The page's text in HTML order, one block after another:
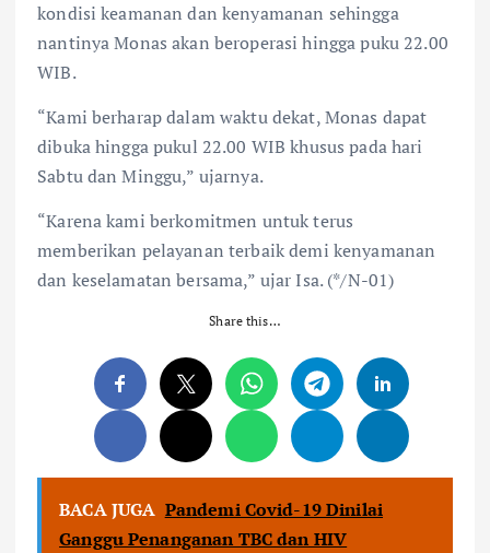
kondisi keamanan dan kenyamanan sehingga
nantinya Monas akan beroperasi hingga puku 22.00
WIB.
“Kami berharap dalam waktu dekat, Monas dapat
dibuka hingga pukul 22.00 WIB khusus pada hari
Sabtu dan Minggu,” ujarnya.
“Karena kami berkomitmen untuk terus
memberikan pelayanan terbaik demi kenyamanan
dan keselamatan bersama,” ujar Isa. (*/N-01)
Share this…
BACA JUGA Pandemi Covid-19 Dinilai
Ganggu Penanganan TBC dan HIV